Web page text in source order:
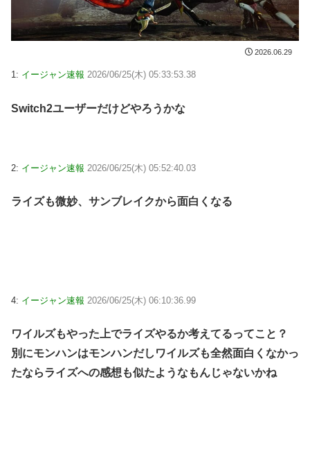
2026.06.29
1: イージャン速報 2026/06/25(木) 05:33:53.38
Switch2ユーザーだけどやろうかな
2: イージャン速報 2026/06/25(木) 05:52:40.03
ライズも微妙、サンブレイクから面白くなる
4: イージャン速報 2026/06/25(木) 06:10:36.99
ワイルズもやった上でライズやるか考えてるってこと？
別にモンハンはモンハンだしワイルズも全然面白くなかっ
たならライズへの感想も似たようなもんじゃないかね